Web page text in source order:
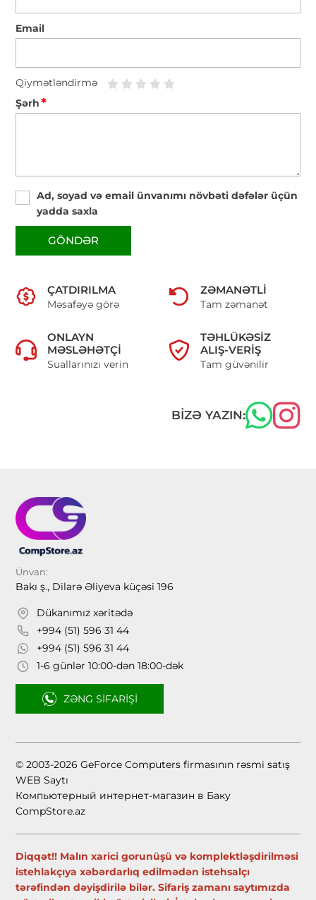
Email
Qiymətləndirmə
Şərh*
Ad, soyad və email ünvanımı növbəti dəfələr üçün
yadda saxla
GÖNDƏR
ÇATDIRILMA
Məsafəyə görə
ZƏMANƏTLI
Tam zəmanət
ONLAYN
MƏSLƏHƏTÇI
Suallarınızı verin
TƏHLÜKƏSIZ
ALIŞ-VERIŞ
Tam güvənilir
BIZƏ YAZIN:
Ünvan:
Bakı ş., Dilarə Əliyeva küçəsi 196
Dükanımız xəritədə
+994 (51) 596 31 44
+994 (51) 596 31 44
1-6 günlər 10:00-dən 18:00-dək
ZƏNG SIFARIŞI
© 2003-2026 GeForce Computers firmasının rəsmi satış
WEB Saytı
Компьютерный интернет-магазин в Баку
CompStore.az
Diqqət!! Malın xarici gorunüşü və komplektləşdirilməsi
istehlakçıya xəbərdarlıq edilmədən istehsalçı
tərəfindən dəyişdirilə bilər. Sifariş zamanı saytımızda